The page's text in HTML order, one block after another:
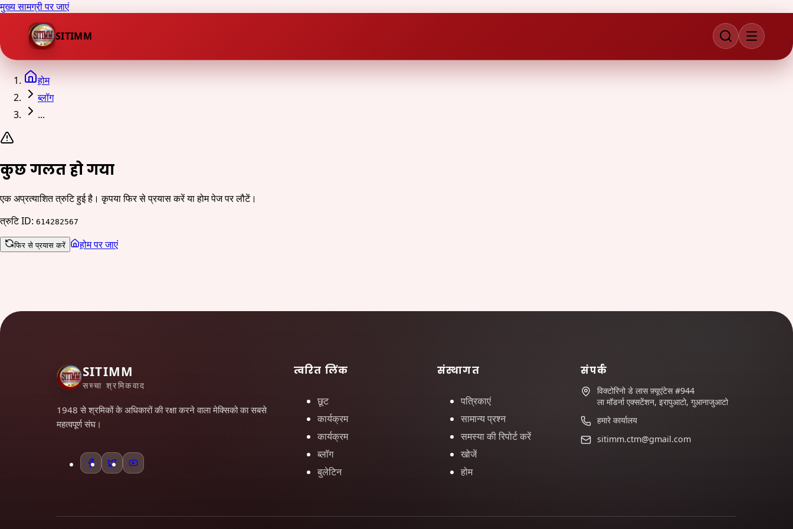
मुख्य सामग्री पर जाएं
SITIMM
होम
ब्लॉग
...
कुछ गलत हो गया
एक अप्रत्याशित त्रुटि हुई है। कृपया फिर से प्रयास करें या होम पेज पर लौटें।
त्रुटि ID: 614282567
फिर से प्रयास करें होम पर जाएं
SITIMM
सच्चा श्रमिकवाद
1948 से श्रमिकों के अधिकारों की रक्षा करने वाला मेक्सिको का सबसे
महत्वपूर्ण संघ।
त्वरित लिंक
छूट
कार्यक्रम
कार्यक्रम
ब्लॉग
बुलेटिन
संस्थागत
पत्रिकाएं
सामान्य प्रश्न
समस्या की रिपोर्ट करें
खोजें
होम
संपर्क
विक्टोरिनो डे लास फ़्यूएंटेस #944
ला मॉडर्ना एक्सटेंशन, इरापुआटो, गुआनाजुआटो
हमारे कार्यालय
sitimm.ctm@gmail.com